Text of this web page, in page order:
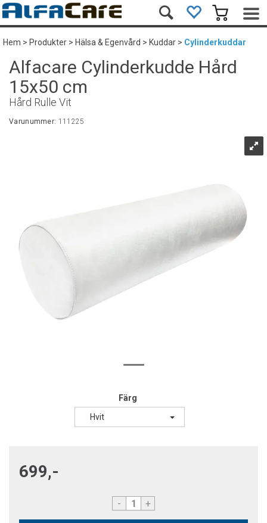
Hem>Produkter>Hälsa & Egenvård>Kuddar>Cylinderkuddar
Alfacare Cylinderkudde Hård
15x50 cm
Hård Rulle Vit
Varunummer: 111225
Färg
Hvit
699,-
- +